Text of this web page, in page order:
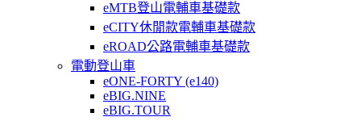
eMTB登山電輔車基礎款
eCITY休閒款電輔車基礎款
eROAD公路電輔車基礎款
電動登山車
eONE-FORTY (e140)
eBIG.NINE
eBIG.TOUR